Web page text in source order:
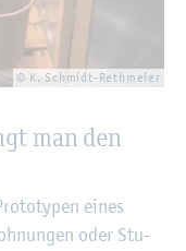
© K. Schmidt-Reth­mei­er
man den
eines
oder Stu­